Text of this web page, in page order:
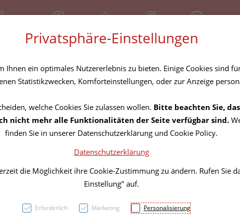
Geschlossen Über uns Rezept-Anfrage
Arnika
20,99 EUR
Privatsphäre-Einstellungen
Ihnen ein optimales Nutzererlebnis zu bieten. Einige Cookies sind
Statistikzwecken, Komforteinstellungen, oder zur Anzeige
welche Cookies Sie zulassen wollen. Bitte beachten Sie,
nicht mehr alle Funktionalitäten der Seite verfügbar sind.
finden Sie in unserer Datenschutzerklärung und Cookie Policy.
Datenschutzerklärung
die Möglichkeit ihre Cookie-Zustimmung zu ändern. Rufen Sie
Einstellung" auf.
Erforderlich Marketing Personalisierung